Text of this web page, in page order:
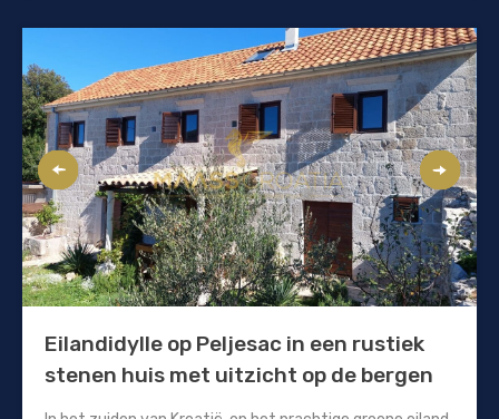
Eilandidylle op Peljesac in een rustiek
stenen huis met uitzicht op de bergen